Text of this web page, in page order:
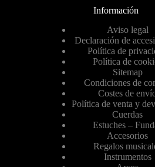
Información
Aviso legal
Declaración de
Política de
Política de
Sitemap
Condiciones de
Costes de
Política de venta y
Cuerdas
Estuches –
Accesorios
Regalos
Instrumentos